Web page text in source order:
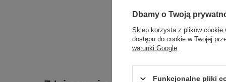
Podmiot
Dbamy o Twoją
Sklep korzysta z plików cookie
dostępu do cookie w Twojej
warunki Google
Funkcjonalne pliki